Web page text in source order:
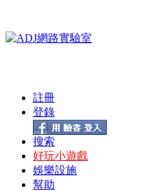
註冊
登錄
搜索
好玩小遊戲
娛樂設施
幫助